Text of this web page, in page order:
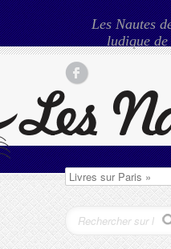
Les Nautes
ludique